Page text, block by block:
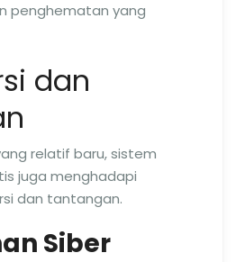
penghematan yang
dan
relatif baru, sistem
juga menghadapi
dan tantangan.
Siber